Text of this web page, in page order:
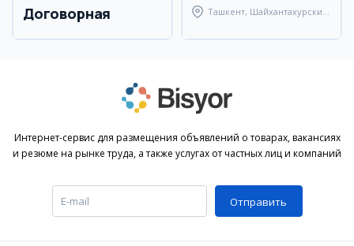
Договорная
Ташкент, Шайхантахурский
Интернет-сервис для размещения объявлений о товарах, вакансиях
и резюме на рынке труда, а также услугах от частных лиц и компаний
Отправить